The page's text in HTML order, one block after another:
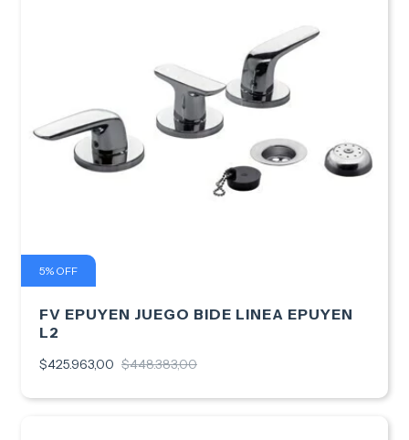
5% OFF
FV EPUYEN JUEGO BIDE LINEA EPUYEN
L2
$425.963,00 $448.383,00